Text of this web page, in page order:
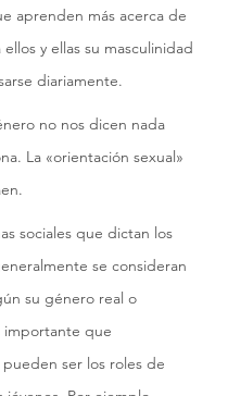
aprenden más acerca de
y ellas su masculinidad
diariamente.
no nos dicen nada
La «orientación sexual»
sociales que dictan los
se consideran
su género real o
importante que
ser los roles de